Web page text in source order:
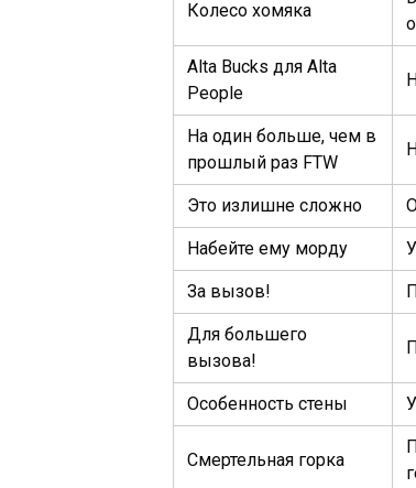
Колесо хомяка
Alta Bucks для Alta
People
На один больше, чем в
прошлый раз FTW
Это излишне сложно
Набейте ему морду
За вызов!
Для большего
вызова!
Особенность стены
Смертельная горка